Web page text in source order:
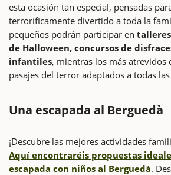
esta ocasión tan especial, pensadas
terroríficamente divertido a toda la
pequeños podrán participar en
de Halloween, concursos de
infantiles, mientras los más atrevidos
pasajes del terror adaptados a todas
Una escapada al Berguedà
¡Descubre las mejores actividades
Aquí encontraréis propuestas
escapada con niños al Berguedà.